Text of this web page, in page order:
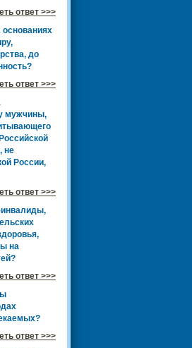
ответ >>>
до
ответ >>>
мужчины,
не
России,
ответ >>>
на
ответ >>>
ответ >>>